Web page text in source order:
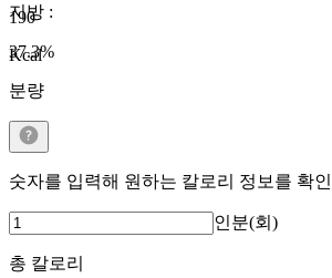
190
Kcal
지방 :
37.3%
분량
숫자를 입력해 원하는 칼로리 정보를 확
인분(회)
총 칼로리